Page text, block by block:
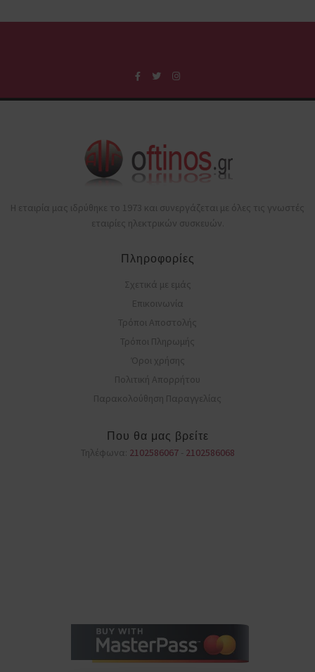
Η εταιρία μας ιδρύθηκε το 1973 και συνεργάζεται με όλες τις γνωστές
εταιρίες ηλεκτρικών συσκευών.
Πληροφορίες
Σχετικά με εμάς
Επικοινωνία
Τρόποι Αποστολής
Τρόποι Πληρωμής
Όροι χρήσης
Πολιτική Απορρήτου
Παρακολούθηση Παραγγελίας
Που θα μας βρείτε
Τηλέφωνα: 2102586067- 2102586068